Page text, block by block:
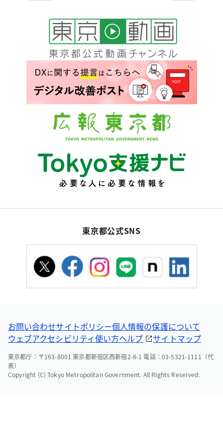
東京都公式SNS
お問い合わせサイトポリシー個人情報の保護について
ウェブアクセシビリティ使い方ヘルプ サイトマップ
東京都庁：〒163-8001 東京都新宿区西新宿2-8-1 電話：03-5321-1111（代
表）
Copyright (C) Tokyo Metropolitan Government. All Rights Reserved.